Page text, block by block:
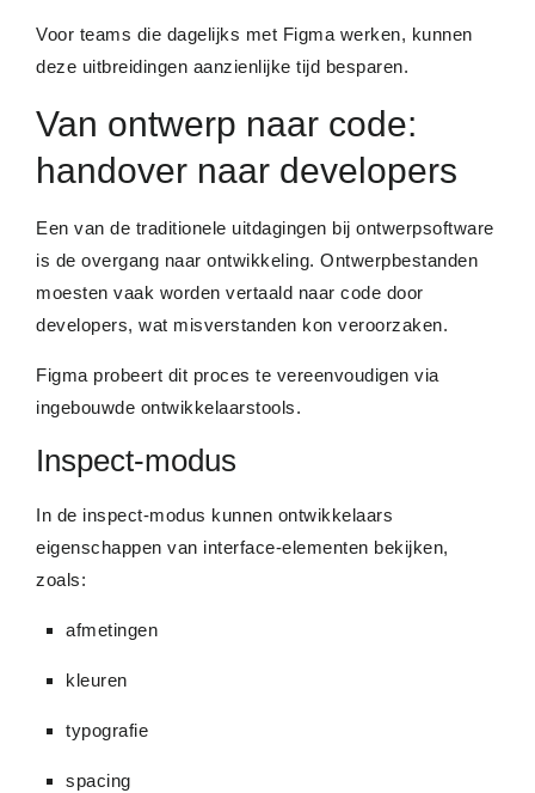
Voor teams die dagelijks met Figma werken, kunnen
deze uitbreidingen aanzienlijke tijd besparen.
Van ontwerp naar code:
handover naar developers
Een van de traditionele uitdagingen bij ontwerpsoftware
is de overgang naar ontwikkeling. Ontwerpbestanden
moesten vaak worden vertaald naar code door
developers, wat misverstanden kon veroorzaken.
Figma probeert dit proces te vereenvoudigen via
ingebouwde ontwikkelaarstools.
Inspect-modus
In de inspect-modus kunnen ontwikkelaars
eigenschappen van interface-elementen bekijken,
zoals:
afmetingen
kleuren
typografie
spacing